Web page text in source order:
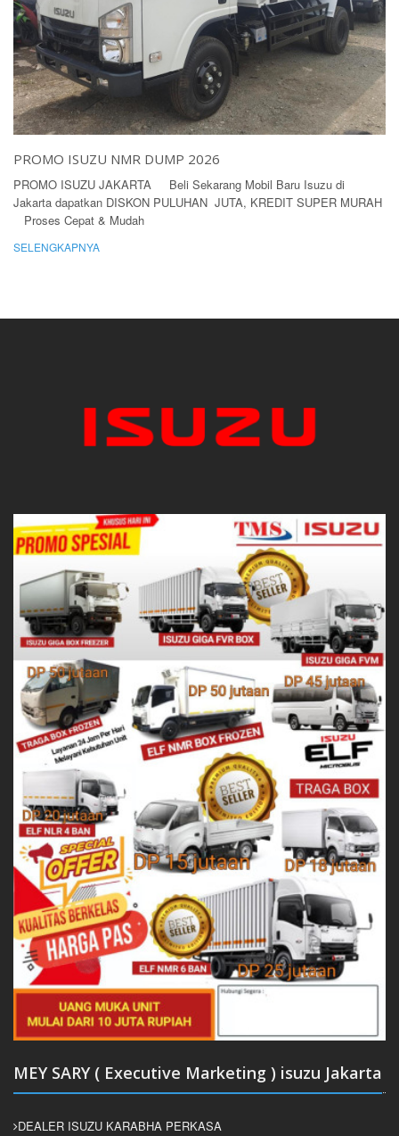
PROMO ISUZU NMR DUMP 2026
PROMO ISUZU JAKARTA Beli Sekarang Mobil Baru Isuzu di
Jakarta dapatkan DISKON PULUHAN JUTA, KREDIT SUPER MURAH
Proses Cepat & Mudah
SELENGKAPNYA
MEY SARY ( Executive Marketing ) isuzu Jakarta
DEALER ISUZU KARABHA PERKASA